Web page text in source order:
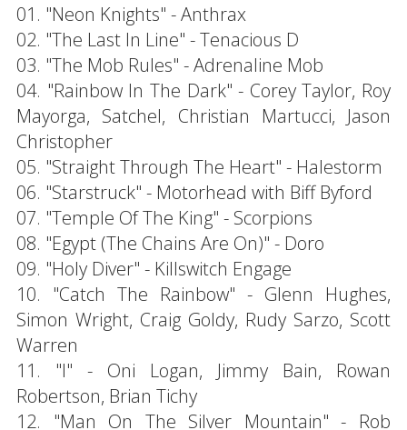
01. "Neon Knights" - Anthrax
02. "The Last In Line" - Tenacious D
03. "The Mob Rules" - Adrenaline Mob
04. "Rainbow In The Dark" - Corey Taylor, Roy
Mayorga, Satchel, Christian Martucci, Jason
Christopher
05. "Straight Through The Heart" - Halestorm
06. "Starstruck" - Motorhead with Biff Byford
07. "Temple Of The King" - Scorpions
08. "Egypt (The Chains Are On)" - Doro
09. "Holy Diver" - Killswitch Engage
10. "Catch The Rainbow" - Glenn Hughes,
Simon Wright, Craig Goldy, Rudy Sarzo, Scott
Warren
11. "I" - Oni Logan, Jimmy Bain, Rowan
Robertson, Brian Tichy
12. "Man On The Silver Mountain" - Rob